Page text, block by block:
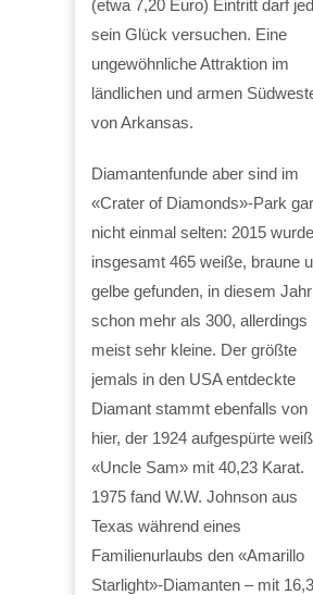
(etwa 7,20 Euro) Eintritt darf
sein Glück versuchen. Eine
ungewöhnliche Attraktion im
ländlichen und armen
von Arkansas.
Diamantenfunde aber sind im
«Crater of Diamonds»-Park gar
nicht einmal selten: 2015
insgesamt 465 weiße, braune
gelbe gefunden, in diesem Jahr
schon mehr als 300, allerdings
meist sehr kleine. Der größte
jemals in den USA entdeckte
Diamant stammt ebenfalls von
hier, der 1924 aufgespürte
«Uncle Sam» mit 40,23 Karat.
1975 fand W.W. Johnson aus
Texas während eines
Familienurlaubs den «Amarillo
Starlight»-Diamanten – mit